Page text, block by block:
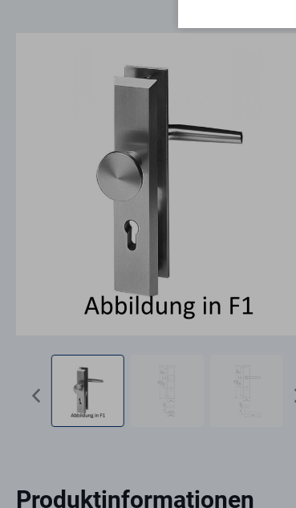
Produktinformationen